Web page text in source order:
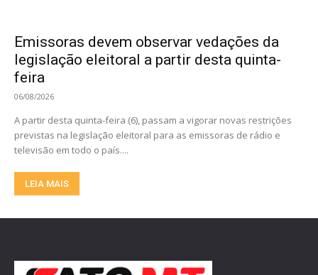
Emissoras devem observar vedações da
legislação eleitoral a partir desta quinta-
feira
06/08/2026
A partir desta quinta-feira (6), passam a vigorar novas restrições
previstas na legislação eleitoral para as emissoras de rádio e
televisão em todo o país....
LEIA MAIS